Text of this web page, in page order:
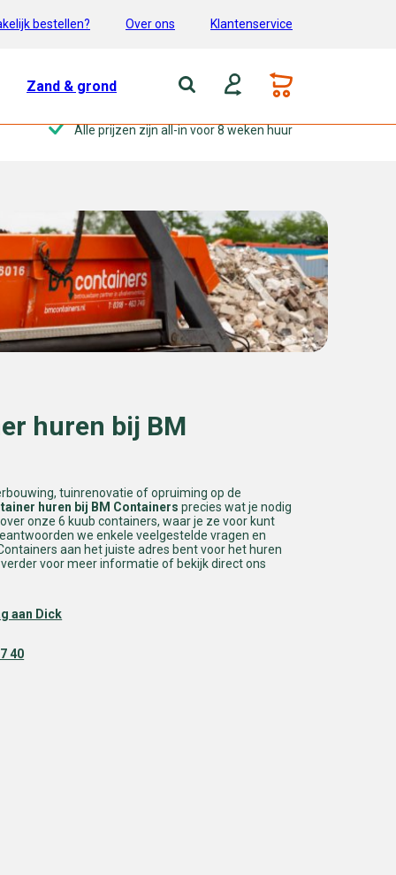
bestellen? Over ons Klantenservice
Zand & grond
Alle prijzen zijn all-in voor 8 weken huur
huren bij BM
tuinrenovatie of opruiming op de
huren bij BM Containers precies wat je nodig
onze 6 kuub containers, waar je ze voor kunt
we enkele veelgestelde vragen en
aan het juiste adres bent voor het huren
voor meer informatie of bekijk direct ons
aan Dick
40